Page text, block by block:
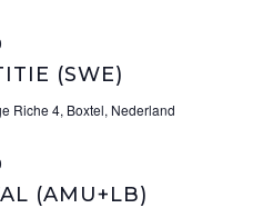
(SWE)
Riche 4, Boxtel, Nederland
(AMU+LB)